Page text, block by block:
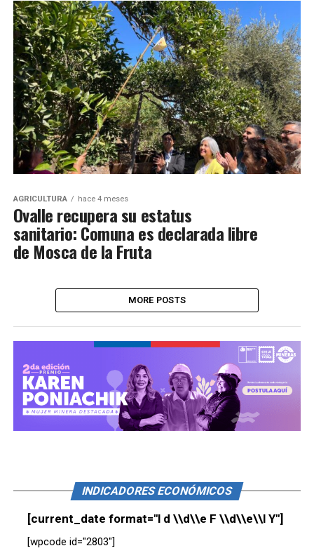
AGRICULTURA hace 4 meses
Ovalle recupera su estatus
sanitario: Comuna es declarada libre
de Mosca de la Fruta
MORE POSTS
INDICADORES ECONÓMICOS
[current_date format="l d \\d\\e F \\d\\e\\l Y"]
[wpcode id="2803"]